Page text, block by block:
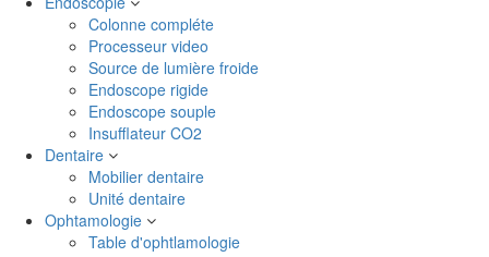
Colonne compléte
Processeur video
Source de lumière froide
Endoscope rigide
Endoscope souple
Insufflateur CO2
Dentaire
Mobilier dentaire
Unité dentaire
Ophtamologie
Table d'ophtlamologie